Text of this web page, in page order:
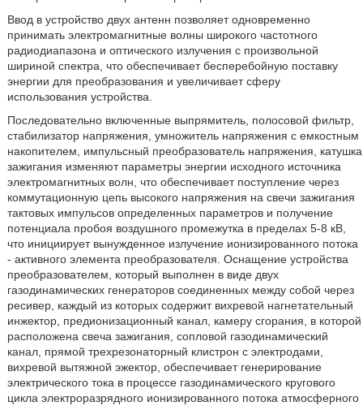
Ввод в устройство двух антенн позволяет одновременно
принимать электромагнитные волны широкого частотного
радиодиапазона и оптического излучения с произвольной
шириной спектра, что обеспечивает бесперебойную поставку
энергии для преобразования и увеличивает сферу
использования устройства.
Последовательно включенные выпрямитель, полосовой фильтр,
стабилизатор напряжения, умножитель напряжения с емкостным
накопителем, импульсный преобразователь напряжения, катушка
зажигания изменяют параметры энергии исходного источника
электромагнитных волн, что обеспечивает поступление через
коммутационную цепь высокого напряжения на свечи зажигания
тактовых импульсов определенных параметров и получение
потенциала пробоя воздушного промежутка в пределах 5-8 кВ,
что инициирует вынужденное излучение ионизированного потока
- активного элемента преобразователя. Оснащение устройства
преобразователем, который выполнен в виде двух
газодинамических генераторов соединенных между собой через
ресивер, каждый из которых содержит вихревой нагнетательный
инжектор, предионизационный канал, камеру сгорания, в которой
расположена свеча зажигания, сопловой газодинамический
канал, прямой трехрезонаторный клистрон с электродами,
вихревой вытяжной эжектор, обеспечивает генерирование
электрического тока в процессе газодинамического кругового
цикла электроразрядного ионизированного потока атмосферного